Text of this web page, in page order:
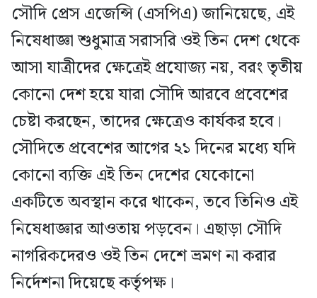
সৌদি প্রেস এজেন্সি (এসপিএ) জানিয়েছে, এই
নিষেধাজ্ঞা শুধুমাত্র সরাসরি ওই তিন দেশ থেকে
আসা যাত্রীদের ক্ষেত্রেই প্রযোজ্য নয়, বরং তৃতীয়
কোনো দেশ হয়ে যারা সৌদি আরবে প্রবেশের
চেষ্টা করছেন, তাদের ক্ষেত্রেও কার্যকর হবে।
সৌদিতে প্রবেশের আগের ২১ দিনের মধ্যে যদি
কোনো ব্যক্তি এই তিন দেশের যেকোনো
একটিতে অবস্থান করে থাকেন, তবে তিনিও এই
নিষেধাজ্ঞার আওতায় পড়বেন। এছাড়া সৌদি
নাগরিকদেরও ওই তিন দেশে ভ্রমণ না করার
নির্দেশনা দিয়েছে কর্তৃপক্ষ।